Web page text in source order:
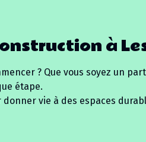
à
? Que vous soyez un
étape.
vie à des espaces